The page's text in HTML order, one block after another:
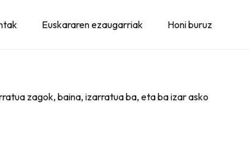
Euskararen ezaugarriak Honi buruz
zagok, baina, izarratua ba, eta ba izar asko